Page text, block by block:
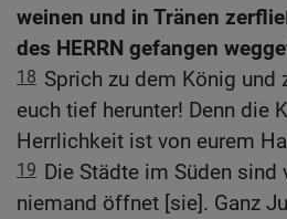
weinen und in Tränen
des HERRN gefangen
18 Sprich zu dem König und
euch tief herunter! Denn die
Herrlichkeit ist von eurem
19 Die Städte im Süden sind
niemand öffnet [sie]. Ganz